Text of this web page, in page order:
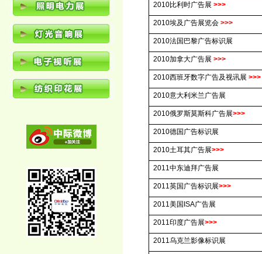
2010比利时广告展 >>>
2010埃及广告展览会>>>
2010法国巴黎广告标识展
2010加拿大广告展 >>>
2010西班牙数字广告及视讯展 >>>
2010意大利米兰广告展
2010俄罗斯莫斯科广告展>>>
2010德国广告标识展
2010土耳其广告展>>>
2011中东迪拜广告展
2011英国广告标识展>>>
2011美国 ISA广告展
2011印度广告展>>>
2011乌克兰影像标识展